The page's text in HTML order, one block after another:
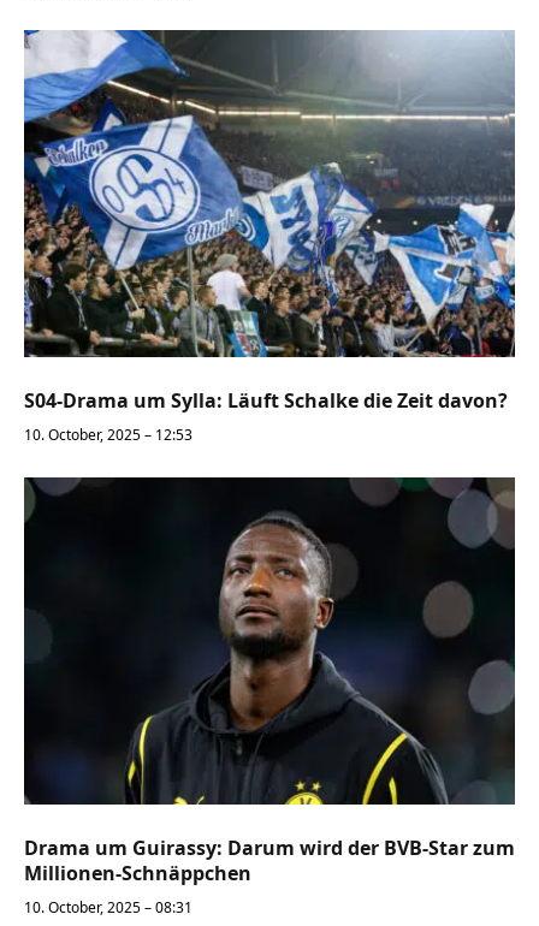
S04-Drama um Sylla: Läuft Schalke die Zeit davon?
10. October, 2025 – 12:53
Drama um Guirassy: Darum wird der BVB-Star zum
Millionen-Schnäppchen
10. October, 2025 – 08:31